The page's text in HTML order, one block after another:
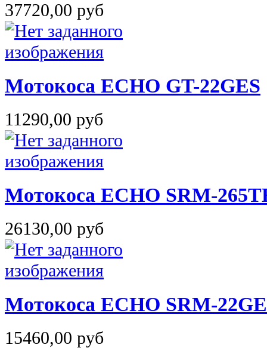
37720,00 руб
Мотокоса ECHO GT-22GES
11290,00 руб
Мотокоса ECHO SRM-
26130,00 руб
Мотокоса ECHO SRM-
15460,00 руб